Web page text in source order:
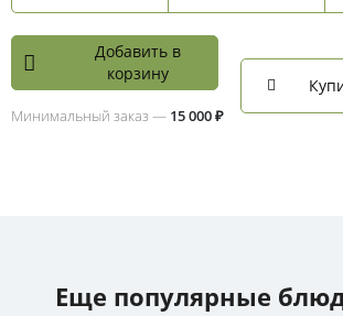
Добавить в
корзину
Минимальный заказ — 15 000 ₽
Еще популярные